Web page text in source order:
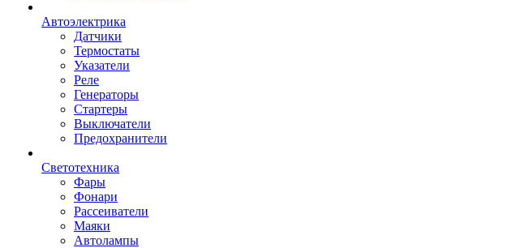
Автоэлектрика
Датчики
Термостаты
Указатели
Реле
Генераторы
Стартеры
Выключатели
Предохранители
Светотехника
Фары
Фонари
Рассеиватели
Маяки
Автолампы